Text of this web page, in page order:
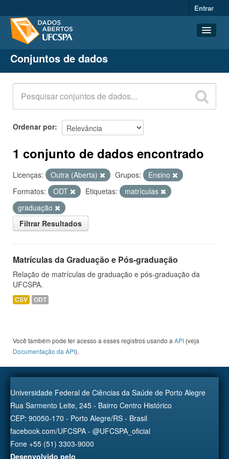
Entrar
Conjuntos de dados
Organizações
Grupos
Sobre
Conjuntos de dados
Ordenar por
1 conjunto de dados encontrado
Licenças: Outra (Aberta) Grupos:
Ensino
Formatos:
ODT Etiquetas:
matrículas
graduação
Filtrar Resultados
Matrículas da Graduação e Pós-graduação
Relação de matrículas de graduação e pós-graduação da
UFCSPA.
CSV ODT
Você também pode ter acesso a esses registros usando a API (veja
Documentação da API).
Universidade Federal de Ciências da Saúde de Porto Alegre
Rua Sarmento Leite, 245 - Bairro Centro Histórico
CEP: 90050-170 - Porto Alegre/RS - Brasil
facebook.com/UFCSPA - @UFCSPA_oficial
Fone +55 (51) 3303-9000
Desenvolvido pelo